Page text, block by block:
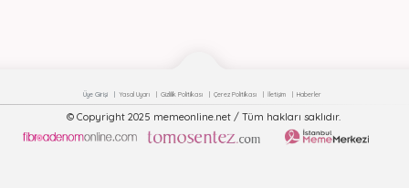
Üye Girişi Yasal Uyarı Gizlilik Politikası Çerez Politikası İletişim Haberler
© Copyright 2025 memeonline.net / Tüm hakları saklıdır.